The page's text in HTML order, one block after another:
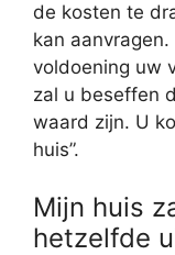
de kosten te
kan
voldoening uw
zal u beseffen
waard zijn. U
huis”.
Mijn huis
hetzelfde